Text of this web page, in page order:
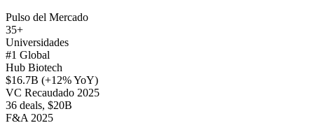
Pulso del Mercado
35+
Universidades
#1 Global
Hub Biotech
$16.7B (+12% YoY)
VC Recaudado 2025
36 deals, $20B
F&A 2025